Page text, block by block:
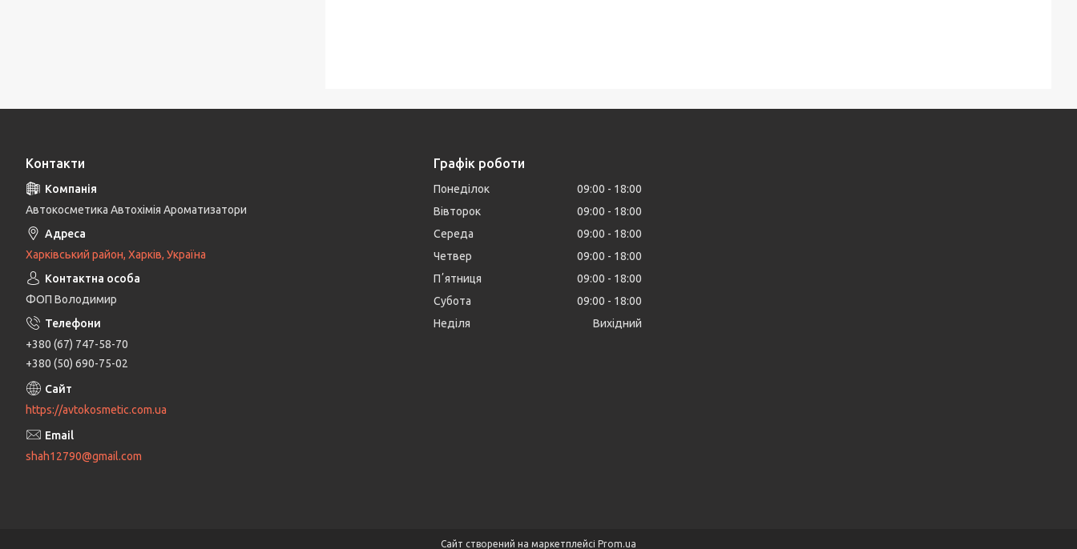
Контакти
Автокосметика Автохімія Ароматизатори
Харківський район, Харків, Україна
ФОП Володимир
+380 (67) 747-58-70
+380 (50) 690-75-02
https://avtokosmetic.com.ua
shah12790@gmail.com
Графік роботи
Понеділок 09:00
18:00
Вівторок
09:00
18:00
Середа
09:00
18:00
Четвер
09:00
18:00
Пʼятниця
09:00
18:00
Субота
09:00
18:00
Неділя
Вихідний
Сайт створений на маркетплейсі Prom.ua